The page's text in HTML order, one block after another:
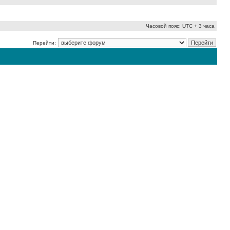
Часовой пояс: UTC + 3 часа
Перейти: